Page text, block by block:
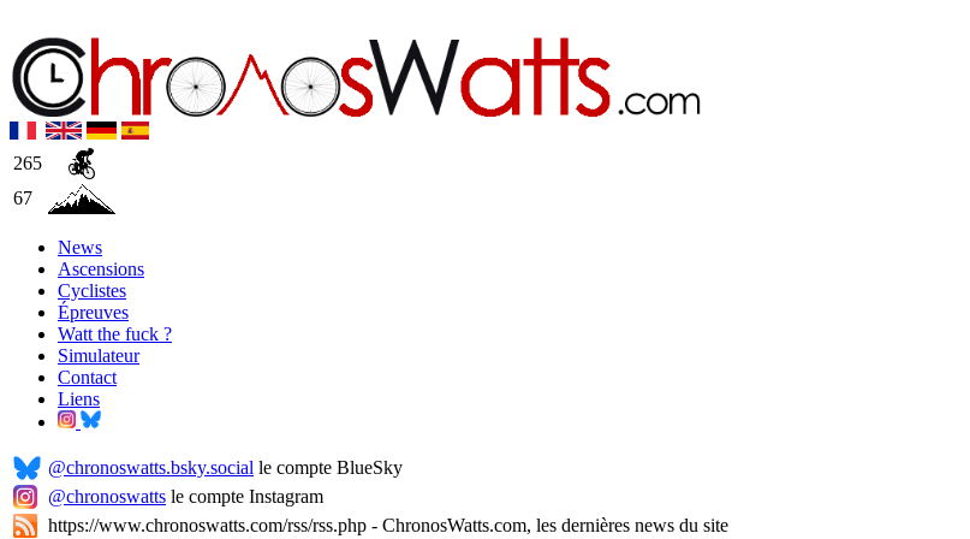
265
67
News
Ascensions
Cyclistes
Épreuves
Watt the fuck ?
Simulateur
Contact
Liens
@chronoswatts.bsky.social le compte BlueSky
@chronoswatts le compte Instagram
https://www.chronoswatts.com/rss/rss.php - ChronosWatts.com, les dernières news du site